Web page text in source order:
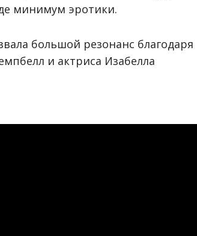
минимум эротики.
большой резонанс благодаря
и актриса Изабелла